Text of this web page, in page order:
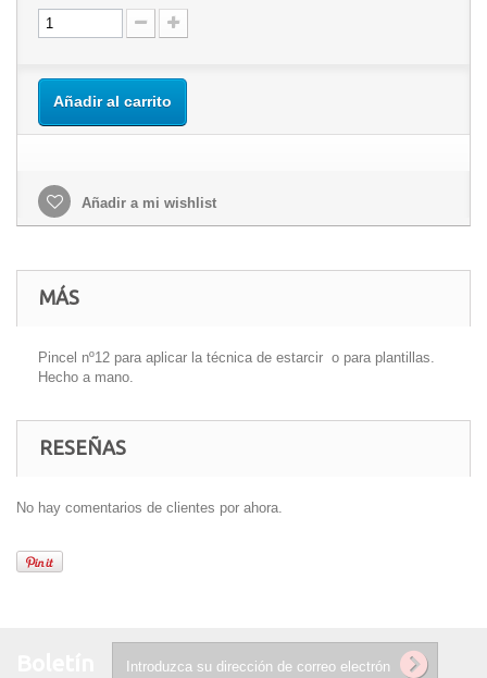
Añadir al carrito
Añadir a mi wishlist
MÁS
Pincel nº12 para aplicar la técnica de estarcir o para plantillas.
Hecho a mano.
RESEÑAS
No hay comentarios de clientes por ahora.